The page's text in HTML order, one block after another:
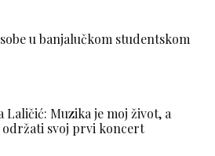
u banjalučkom studentskom
Laličić: Muzika je moj život, a
održati svoj prvi koncert